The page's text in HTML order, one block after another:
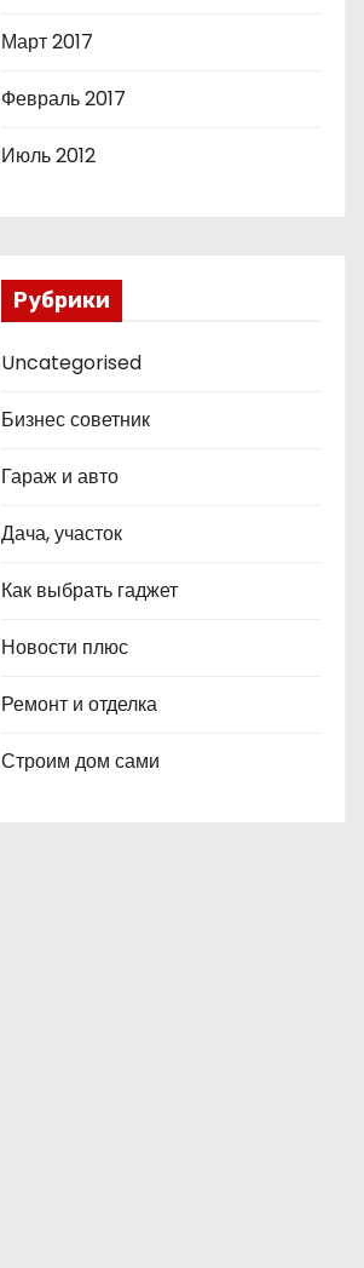
Март 2017
Февраль 2017
Июль 2012
Рубрики
Uncategorised
Бизнес советник
Гараж и авто
Дача, участок
Как выбрать гаджет
Новости плюс
Ремонт и отделка
Строим дом сами